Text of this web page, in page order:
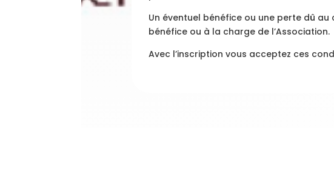
Un éventuel bénéfice ou une perte dû
bénéfice ou à la charge de l’Association.
Avec l’inscription vous acceptez ces